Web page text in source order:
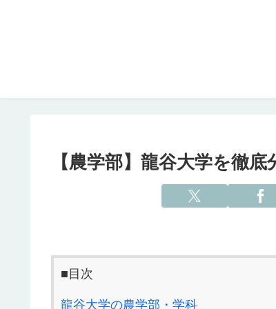
【農学部】龍谷大学を徹
■目次
龍谷大学の農学部・学科